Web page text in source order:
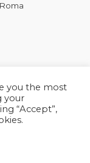
|
you the most
your
“Accept”,